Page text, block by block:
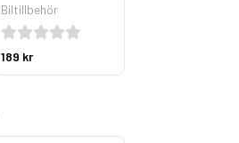
Biltillbehör
189 kr